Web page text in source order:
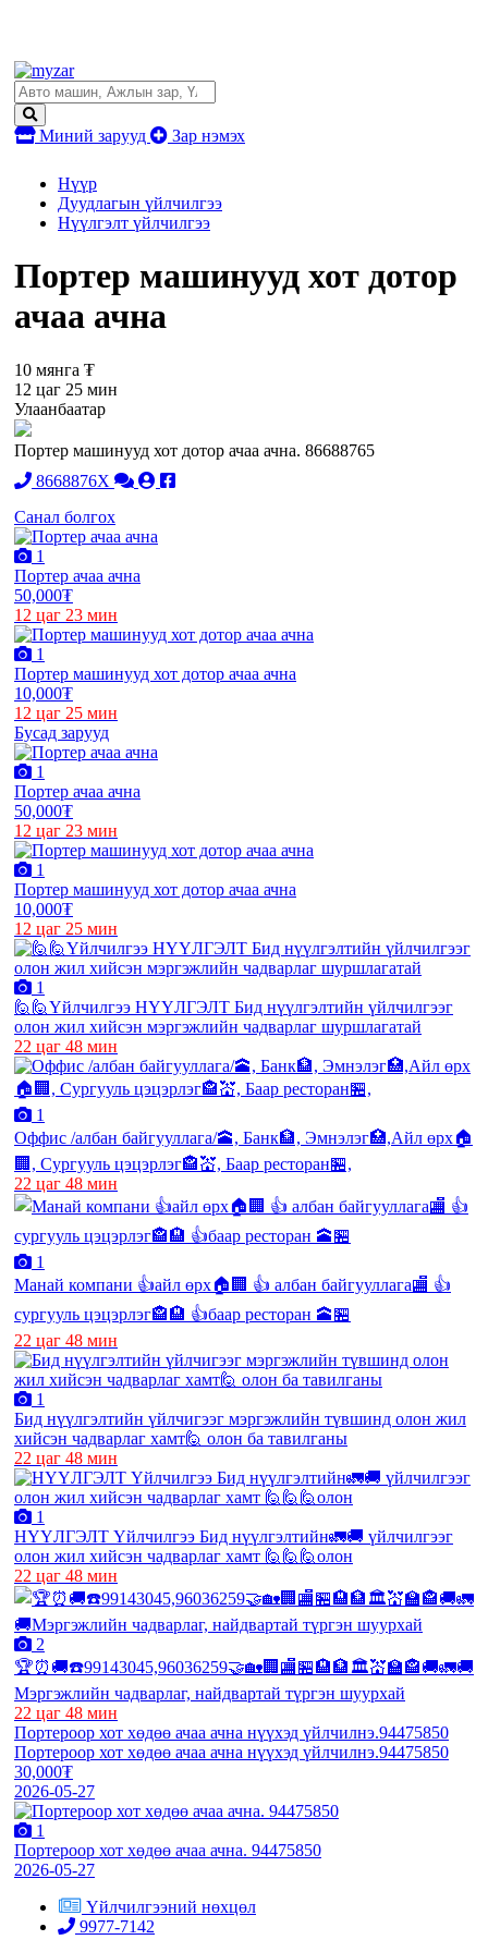
Миний зарууд Зар нэмэх
Нүүр
Дуудлагын үйлчилгээ
Нүүлгэлт үйлчилгээ
Портер машинууд хот дотор
ачаа ачна
10 мянга ₮
12 цаг 25 мин
Улаанбаатар
Портер машинууд хот дотор ачаа ачна. 86688765
8668876X
Санал болгох
1
Портер ачаа ачна
50,000₮
12 цаг 23 мин
1
Портер машинууд хот дотор ачаа ачна
10,000₮
12 цаг 25 мин
Бусад зарууд
1
Портер ачаа ачна
50,000₮
12 цаг 23 мин
1
Портер машинууд хот дотор ачаа ачна
10,000₮
12 цаг 25 мин
1
🙋🙋Үйлчилгээ НҮҮЛГЭЛТ Бид нүүлгэлтийн үйлчилгээг
олон жил хийсэн мэргэжлийн чадварлаг шуршлагатай
22 цаг 48 мин
1
Оффис /албан байгууллага/🕋, Банк🏦, Эмнэлэг🏥,Айл өрх🏠
🏢, Сургууль цэцэрлэг🏤💒, Баар ресторан🏪,
22 цаг 48 мин
1
Манай компани 👍айл өрх🏠🏢 👍 албан байгууллага🏬 👍
сургууль цэцэрлэг🏤🏨 👍баар ресторан 🕋🏪
22 цаг 48 мин
1
Бид нүүлгэлтийн үйлчигээг мэргэжлийн түвшинд олон жил
хийсэн чадварлаг хамт🙋 олон ба тавилганы
22 цаг 48 мин
1
НҮҮЛГЭЛТ Үйлчилгээ Бид нүүлгэлтийн🚛🚚 үйлчилгээг
олон жил хийсэн чадварлаг хамт 🙋🙋🙋олон
22 цаг 48 мин
2
🏆⏰🚚☎️99143045,96036259🤝🏡🏢🏬🏪🏨🏦🏛💒🏫🏤🚚🚛🚚
Мэргэжлийн чадварлаг, найдвартай түргэн шуурхай
22 цаг 48 мин
Портероор хот хөдөө ачаа ачна нүүхэд үйлчилнэ.94475850
Портероор хот хөдөө ачаа ачна нүүхэд үйлчилнэ.94475850
30,000₮
2026-05-27
1
Портероор хот хөдөө ачаа ачна. 94475850
2026-05-27
Үйлчилгээний нөхцөл
9977-7142